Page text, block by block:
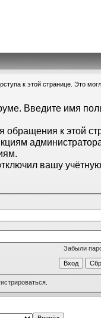
к этой странице. Это
Введите имя
обращения к этой
вашу
Забыли